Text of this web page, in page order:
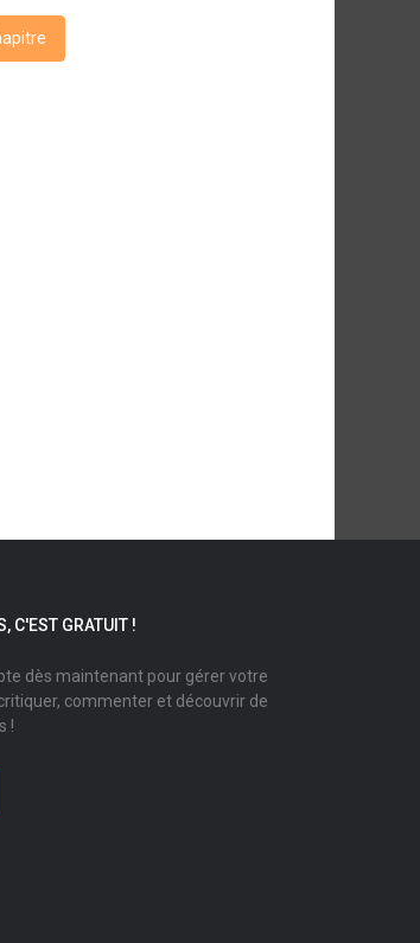
C'EST GRATUIT !
dès maintenant pour gérer votre
commenter et découvrir de
!